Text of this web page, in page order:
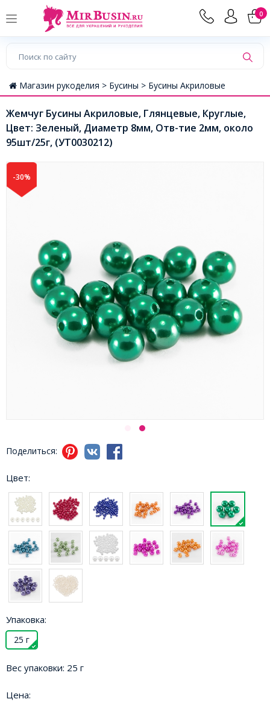
0
Магазин рукоделия > Бусины > Бусины Акриловые
Жемчуг Бусины Акриловые, Глянцевые, Круглые,
Цвет: Зеленый, Диаметр 8мм, Отв-тие 2мм, около
95шт/25г, (УТ0030212)
-30%
Поделиться:
Цвет:
Упаковка:
25 г
Вес упаковки: 25 г
Цена: